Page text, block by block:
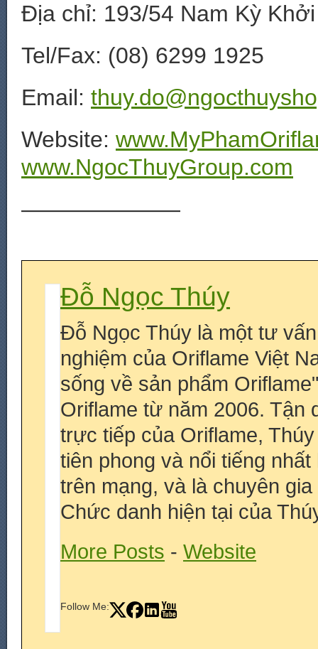
Địa chỉ: 193/54 Nam Kỳ
Tel/Fax: (08) 6299 1925
Email:
Website:
www.NgocThuyGroup.com
———————
Đỗ Ngọc Thúy
Đỗ Ngọc Thúy là một tư
nghiệm của Oriflame Việt
sống về sản phẩm
Oriflame từ năm 2006. Tận
trực tiếp của Oriflame,
tiên phong và nổi tiếng
trên mạng, và là chuyên
Chức danh hiện tại của
More Posts - Website
Follow Me: